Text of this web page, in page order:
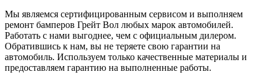
Мы являемся сертифицированным сервисом и выполняем
ремонт бамперов Грейт Вол любых марок автомобилей.
Работать с нами выгоднее, чем с официальным дилером.
Обратившись к нам, вы не теряете свою гарантии на
автомобиль. Используем только качественные материалы и
предоставляем гарантию на выполненные работы.